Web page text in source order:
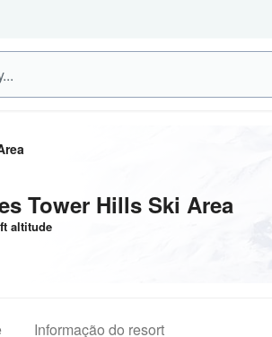
Tower Hills Ski Area
ft altitude
Informação do resort